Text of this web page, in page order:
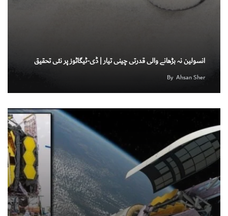
انسولین نہ بڑھانے والی قدرتی چینی تیار | ڈی-ٹیگاٹوز پر نئی تحقیق
By Ahsan Sher